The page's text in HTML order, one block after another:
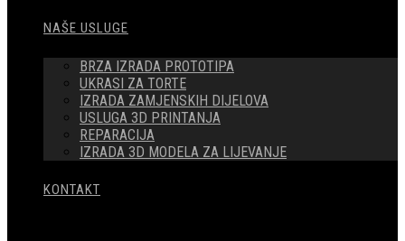
NAŠE USLUGE
BRZA IZRADA PROTOTIPA
UKRASI ZA TORTE
IZRADA ZAMJENSKIH DIJELOVA
USLUGA 3D PRINTANJA
REPARACIJA
IZRADA 3D MODELA ZA LIJEVANJE
KONTAKT